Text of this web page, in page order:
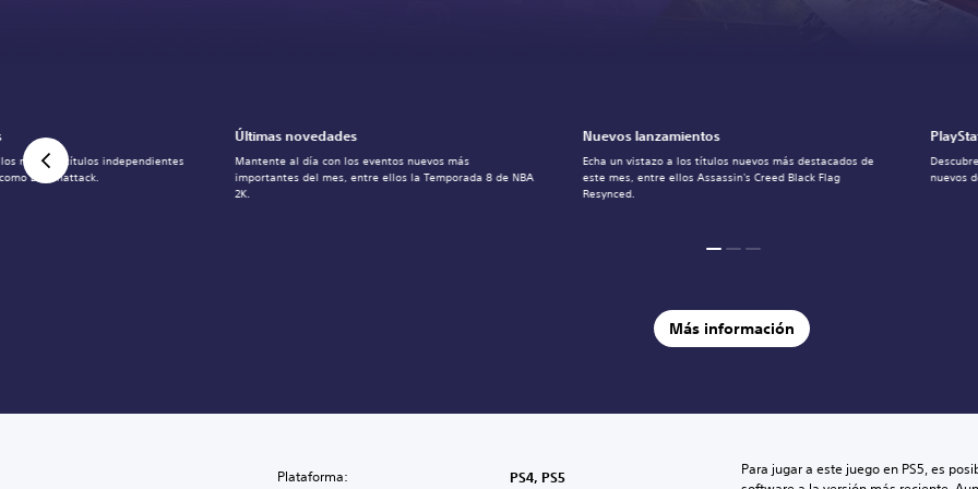
Nuevos lanzamientos
Echa un vistazo a los títulos nuevos más destacados de
este mes, entre ellos Assassin's Creed Black Flag
Resynced.
nuevos
mejores títulos independientes
Denshattack.
Últimas novedades
Mantente al día con los eventos nuevos más
importantes del mes, entre ellos la Temporada 8 de NBA
2K.
Más información
Plataforma: PS4, PS5
Para jugar a este juego en PS5, es